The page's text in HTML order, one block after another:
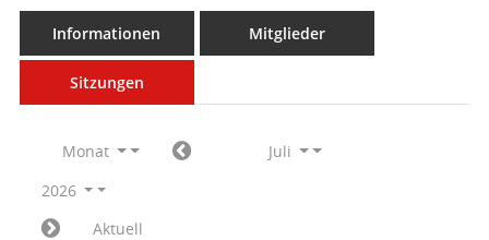
Informationen Mitglieder
Sitzungen
Monat
Juli
2026
Aktuell